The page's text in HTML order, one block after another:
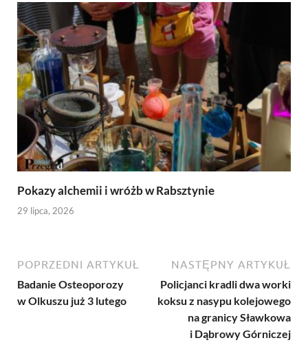
Pokazy alchemii i wróżb w Rabsztynie
29 lipca, 2026
POPRZEDNI ARTYKUŁ
Badanie Osteoporozy
w Olkuszu już 3 lutego
NASTĘPNY ARTYKUŁ
Policjanci kradli dwa worki
koksu z nasypu kolejowego
na granicy Sławkowa
i Dąbrowy Górniczej